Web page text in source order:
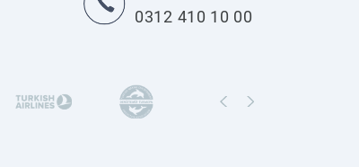
0312 410 10 00